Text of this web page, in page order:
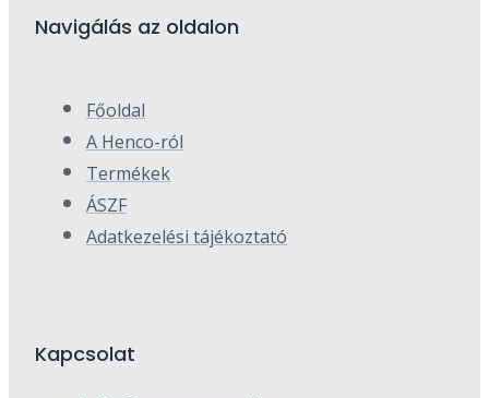
Navigálás az oldalon
Főoldal
A Henco-ról
Termékek
ÁSZF
Adatkezelési tájékoztató
Kapcsolat